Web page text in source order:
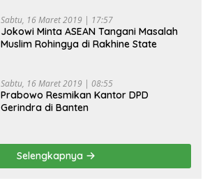
Sabtu, 16 Maret 2019 | 17:57
Jokowi Minta ASEAN Tangani Masalah
Muslim Rohingya di Rakhine State
Sabtu, 16 Maret 2019 | 08:55
Prabowo Resmikan Kantor DPD
Gerindra di Banten
Selengkapnya